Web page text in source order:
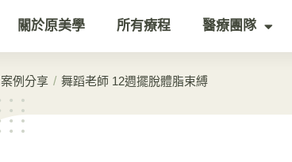
關於原美學 所有療程 醫療團隊
案例分享 / 舞蹈老師 12週擺脫體脂束縛